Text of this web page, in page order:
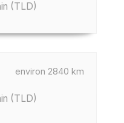
(TLD)
environ 2840 km
(TLD)